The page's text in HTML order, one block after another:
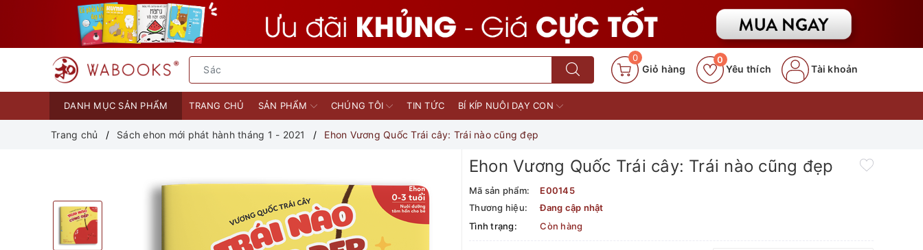
0
Giỏ hàng Yêu thích
0
Tài khoản
DANH MỤC SẢN PHẨM TRANG CHỦ SẢN PHẨM CHÚNG TÔI TIN TỨC BÍ KÍP NUÔI DẠY CON
Trang chủ Sách ehon mới phát hành tháng 1 - 2021 Ehon Vương Quốc Trái cây: Trái nào cũng đẹp
Ehon Vương Quốc Trái cây: Trái nào cũng đẹp
Mã sản phẩm:
E00145
Thương hiệu:
Đang cập nhật
Tình trạng:
Còn hàng